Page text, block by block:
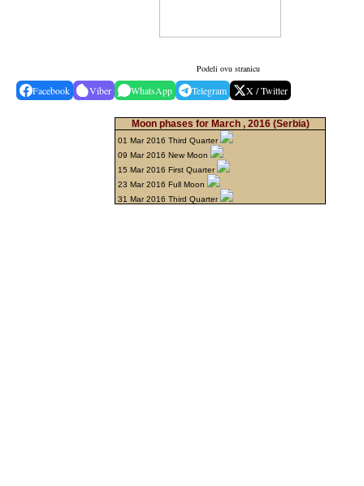
Podeli ovu stranicu
Facebook Viber WhatsApp Telegram X / Twitter
Moon phases for March , 2016(Serbia)
01 Mar 2016 Third Quarter
09 Mar 2016 New Moon
15 Mar 2016 First Quarter
23 Mar 2016 Full Moon
31 Mar 2016 Third Quarter